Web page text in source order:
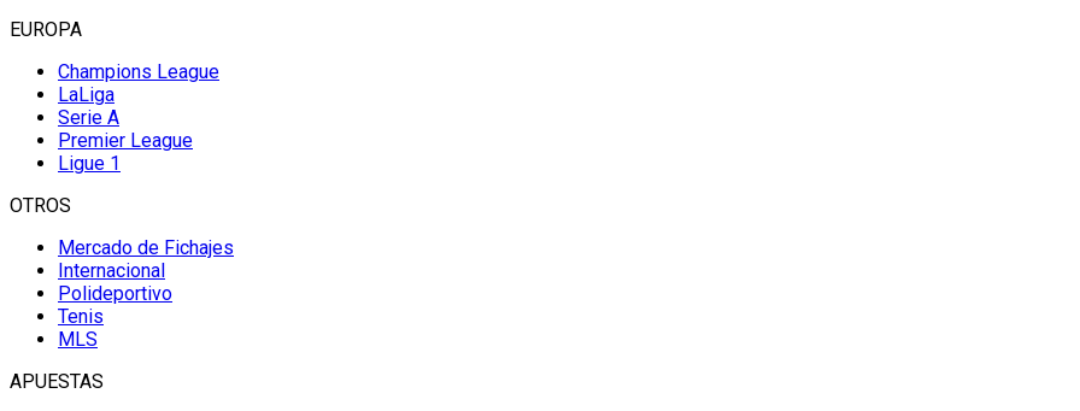
EUROPA
Champions League
LaLiga
Serie A
Premier League
Ligue 1
OTROS
Mercado de Fichajes
Internacional
Polideportivo
Tenis
MLS
APUESTAS